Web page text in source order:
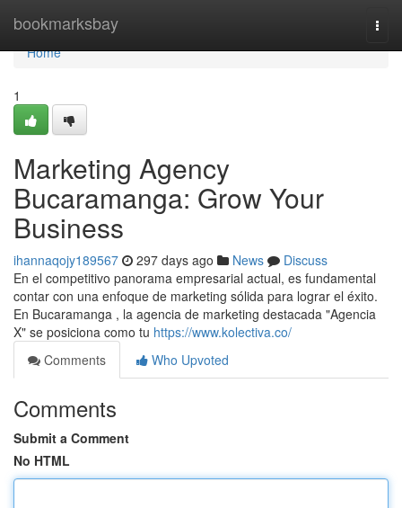
bookmarksbay
Home
Home
1
Marketing Agency
Bucaramanga: Grow Your
Business
ihannaqojy189567 297 days ago News
Discuss
En el competitivo panorama empresarial actual, es fundamental
contar con una enfoque de marketing sólida para lograr el éxito.
En Bucaramanga , la agencia de marketing destacada "Agencia
X" se posiciona como tu https://www.kolectiva.co/
Comments
Who Upvoted
Comments
Submit a Comment
No HTML